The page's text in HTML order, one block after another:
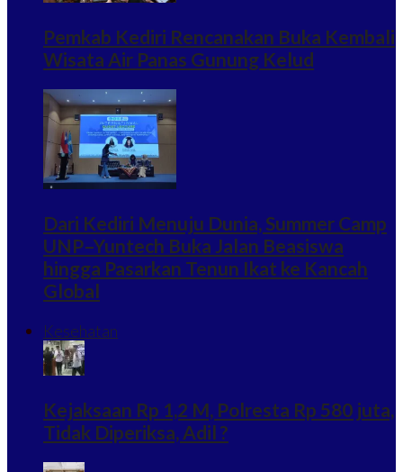
Pemkab Kediri Rencanakan Buka Kembali
Wisata Air Panas Gunung Kelud
Dari Kediri Menuju Dunia, Summer Camp
UNP–Yuntech Buka Jalan Beasiswa
hingga Pasarkan Tenun Ikat ke Kancah
Global
Kesehatan
Kejaksaan Rp 1,2 M, Polresta Rp 580 juta,
Tidak Diperiksa, Adil ?